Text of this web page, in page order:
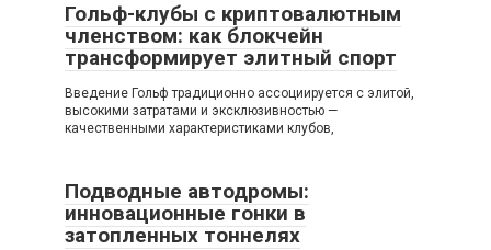
Гольф-клубы с криптовалютным
членством: как блокчейн
трансформирует элитный спорт
Введение Гольф традиционно ассоциируется с элитой,
высокими затратами и эксклюзивностью —
качественными характеристиками клубов,
Подводные автодромы:
инновационные гонки в
затопленных тоннелях